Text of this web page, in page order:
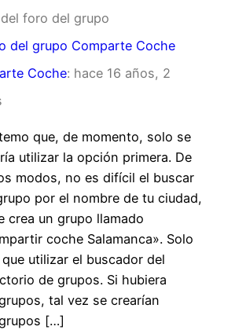
del foro del grupo
Coche: hace 16 años, 2
que, de momento, solo se
utilizar la opción primera. De
modos, no es difícil el buscar
por el nombre de tu ciudad,
crea un grupo llamado
coche Salamanca». Solo
utilizar el buscador del
de grupos. Si hubiera
tal vez se crearían
[…]